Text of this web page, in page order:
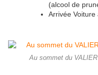
(alcool de
Arrivée Voiture
Au sommet du